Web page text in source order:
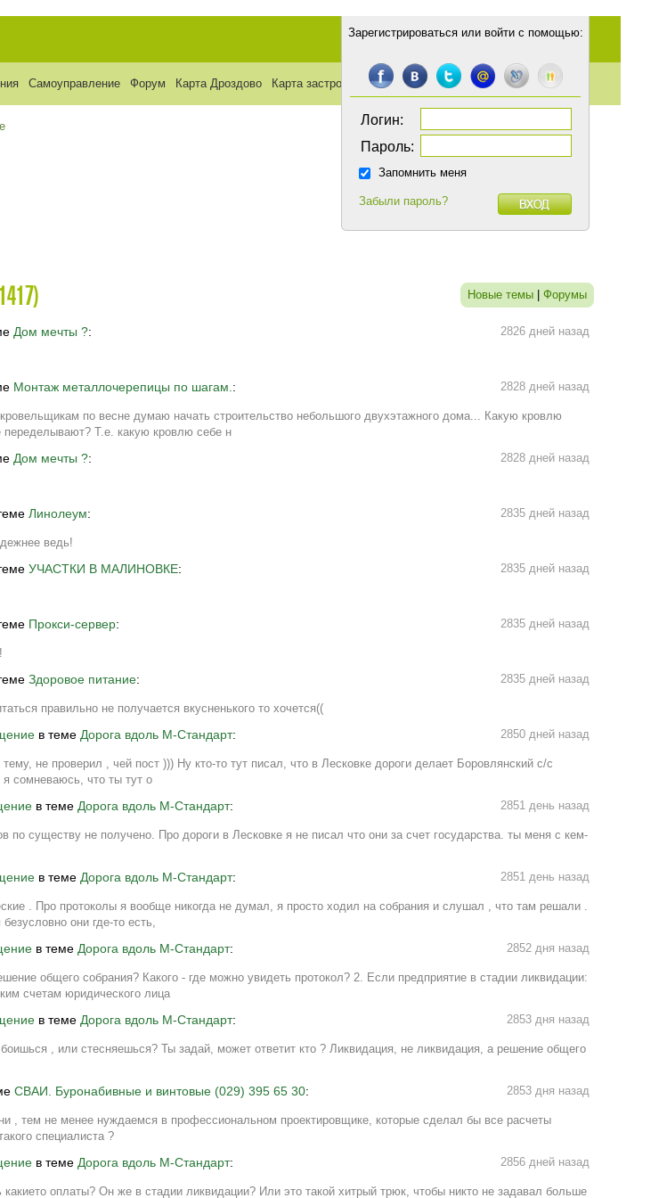
Самоуправление Форум Карта Дроздово Карта застройки Транспорт Статьи
Зарегистрироватьсяили войти с помощью:
Логин:
Пароль:
Запомнить меня
Забыли пароль?
Новые темы Форумы
2826 дней назад
Дом мечты ?:
2828 дней назад
Монтаж металлочерепицы по шагам. :
по весне думаю начать строительство небольшого двухэтажного дома... Какую кровлю
Т.е. какую кровлю себе н
2828 дней назад
Дом мечты ?:
2835 дней назад
Линолеум:
ведь!
2835 дней назад
УЧАСТКИ В МАЛИНОВКЕ:
2835 дней назад
Прокси-сервер:
2835 дней назад
Здоровое питание:
правильно не получается вкусненького то хочется((
2850 дней назад
в теме Дорога вдоль М-Стандарт:
не проверил , чей пост ))) Ну кто-то тут писал, что в Лесковке дороги делает Боровлянский с/с
я сомневаюсь, что ты тут о
2851 день назад
в теме Дорога вдоль М-Стандарт:
по существу не получено. Про дороги в Лесковке я не писал что они за счет государства. ты меня с кем-
2851 день назад
в теме Дорога вдоль М-Стандарт:
. Про протоколы я вообще никогда не думал, я просто ходил на собрания и слушал , что там решали .
они где-то есть,
2852 дня назад
в теме Дорога вдоль М-Стандарт:
общего собрания? Какого - где можно увидеть протокол? 2. Если предприятие в стадии ликвидации:
счетам юридического лица
2853 дня назад
в теме Дорога вдоль М-Стандарт:
, или стесняешься? Ты задай, может ответит кто ? Ликвидация, не ликвидация, а решение общего
2853 дня назад
СВАИ. Буронабивные и винтовые (029) 395 65 30:
, тем не менее нуждаемся в профессиональном проектировщике, которые сделал бы все расчеты
специалиста ?
2856 дней назад
в теме Дорога вдоль М-Стандарт:
какието оплаты? Он же в стадии ликвидации? Или это такой хитрый трюк, чтобы никто не задавал больше